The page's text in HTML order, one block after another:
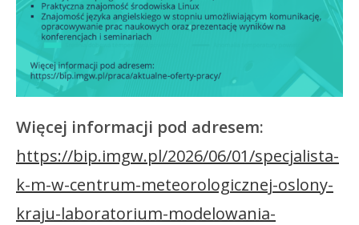
Więcej informacji pod adresem:
https://bip.imgw.pl/2026/06/01/specjalista-
k-m-w-centrum-meteorologicznej-oslony-
kraju-laboratorium-modelowania-